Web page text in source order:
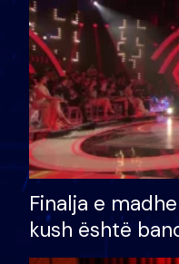
Finalja e
kush është
shtëpinë dhe